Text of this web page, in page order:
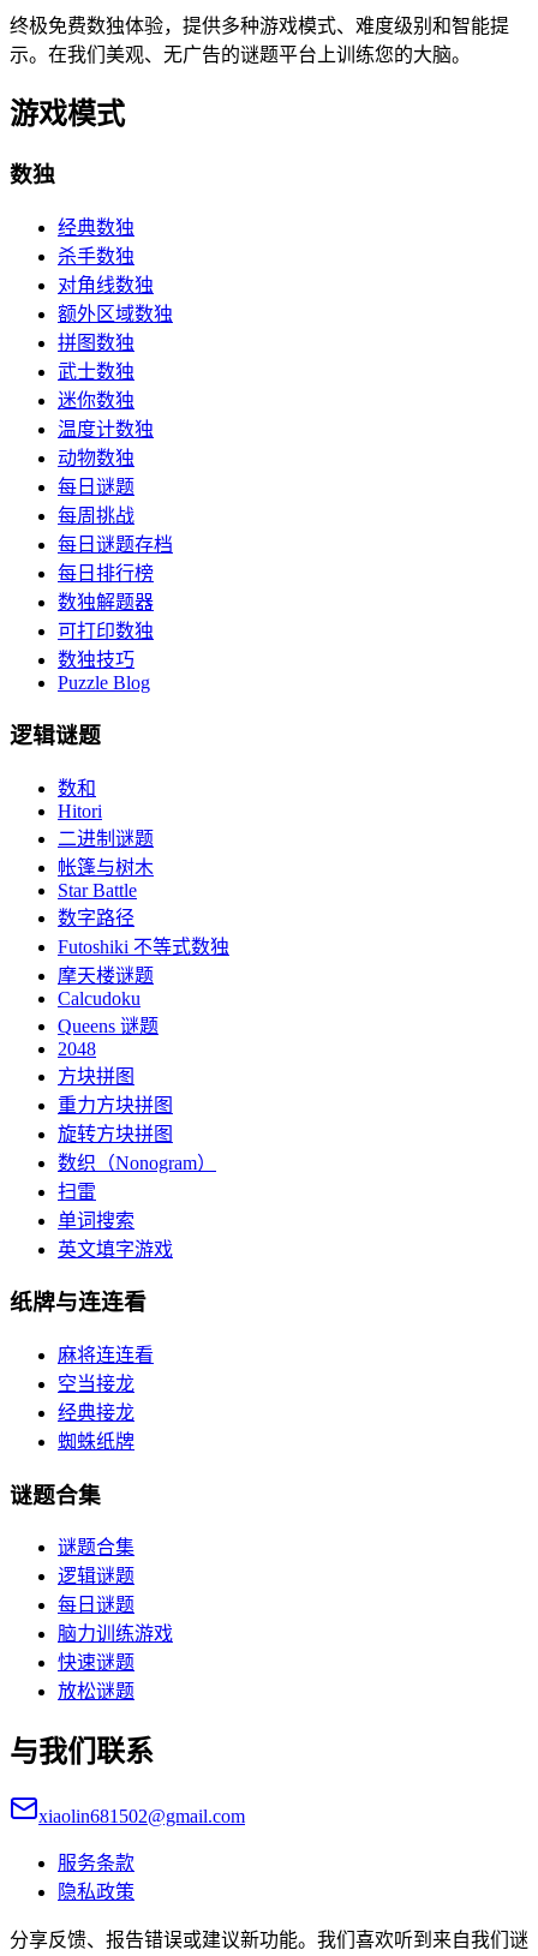
终极免费数独体验，提供多种游戏模式、难度级别和智能提
示。在我们美观、无广告的谜题平台上训练您的大脑。
游戏模式
数独
经典数独
杀手数独
对角线数独
额外区域数独
拼图数独
武士数独
迷你数独
温度计数独
动物数独
每日谜题
每周挑战
每日谜题存档
每日排行榜
数独解题器
可打印数独
数独技巧
Puzzle Blog
逻辑谜题
数和
Hitori
二进制谜题
帐篷与树木
Star Battle
数字路径
Futoshiki 不等式数独
摩天楼谜题
Calcudoku
Queens 谜题
2048
方块拼图
重力方块拼图
旋转方块拼图
数织（Nonogram）
扫雷
单词搜索
英文填字游戏
纸牌与连连看
麻将连连看
空当接龙
经典接龙
蜘蛛纸牌
谜题合集
谜题合集
逻辑谜题
每日谜题
脑力训练游戏
快速谜题
放松谜题
与我们联系
xiaolin681502@gmail.com
服务条款
隐私政策
分享反馈、报告错误或建议新功能。我们喜欢听到来自我们谜